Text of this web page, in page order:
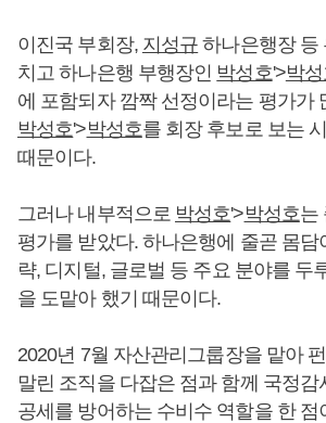
이진국 부회장, 지성규 하나은행장 등
치고 하나은행 부행장인 박성호'>박성
에 포함되자 깜짝 선정이라는 평가가
박성호'>박성호를 회장 후보로 보는
때문이다.
그러나 내부적으로 박성호'>박성호는
평가를 받았다. 하나은행에 줄곧 몸담
략, 디지털, 글로벌 등 주요 분야를 두
을 도맡아 했기 때문이다.
2020년 7월 자산관리그룹장을 맡아
말린 조직을 다잡은 점과 함께 국정감
공세를 방어하는 수비수 역할을 한 점